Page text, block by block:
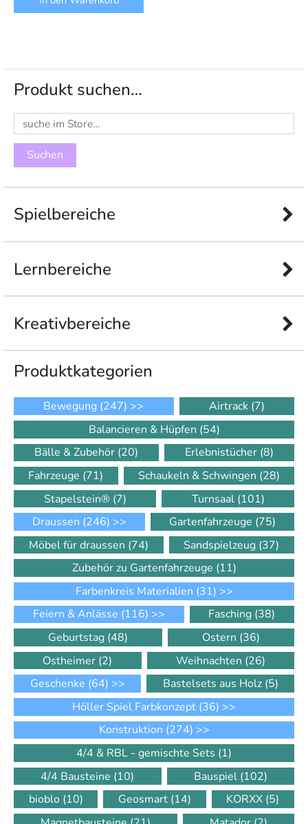
Produkt suchen…
Suchen
nach:
Spielbereiche
Lernbereiche
Kreativbereiche
Produkt­kategorien
Bewegung (247) >> Airtrack (7)
Balancieren & Hüpfen (54)
Bälle & Zubehör (20) Erlebnistücher (8)
Fahrzeuge (71) Schaukeln & Schwingen (28)
Stapelstein® (7) Turnsaal (101)
Draussen (246) >> Gartenfahrzeuge (75)
Möbel für draussen (74) Sandspielzeug (37)
Zubehör zu Gartenfahrzeuge (11)
Farbenkreis Materialien (31) >>
Feiern & Anlässe (116) >> Fasching (38)
Geburtstag (48) Ostern (36)
Ostheimer (2) Weihnachten (26)
Geschenke (64) >> Bastelsets aus Holz (5)
Höller Spiel Farbkonzept (36) >>
Konstruktion (274) >>
4/4 & RBL - gemischte Sets (1)
4/4 Bausteine (10) Bauspiel (102)
bioblo (10) Geosmart (14) KORXX (5)